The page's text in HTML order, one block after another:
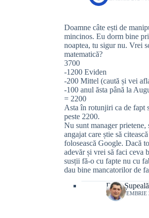
Doamne câte ești de
mincinos. Eu dorm bine
noaptea, tu sigur nu. Vrei
matematică?
3700
-1200 Eviden
-200 Mittel (caută și vei
-100 anul ăsta până la
= 2200
Asta în rotunjiri ca de fapt
peste 2200.
Nu sunt manager prietene,
angajat care știe să
folosească Google. Dacă
adevăr și vrei să faci ceva
susții fă-o cu fapte nu cu
dau bine mancatorilor de
Doru Șupeală
28 SEPTEMBRIE